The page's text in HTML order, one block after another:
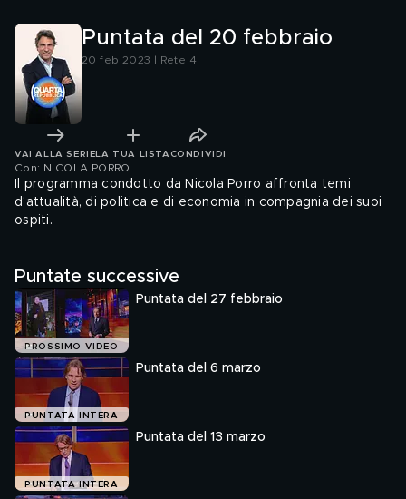
Puntata del 20 febbraio
20 feb 2023 | Rete 4
VAI ALLA SERIE LA TUA LISTA CONDIVIDI
Con: NICOLA PORRO
Il programma condotto da Nicola Porro affronta temi
d'attualità, di politica e di economia in compagnia dei suoi
ospiti.
Puntate successive
PROSSIMO VIDEO
Puntata del 27 febbraio
PUNTATA INTERA
Puntata del 6 marzo
PUNTATA INTERA
Puntata del 13 marzo